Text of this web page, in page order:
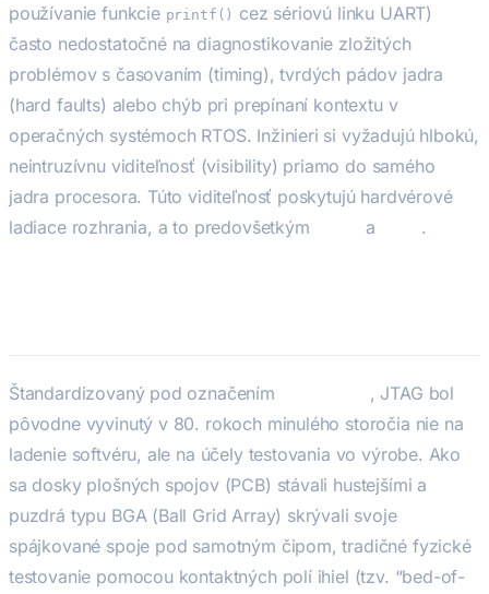
používanie funkcie printf() cez sériovú linku UART)
často nedostatočné na diagnostikovanie zložitých
problémov s časovaním (timing), tvrdých pádov jadra
(hard faults) alebo chýb pri prepínaní kontextu v
operačných systémoch RTOS. Inžinieri si vyžadujú hlbokú,
neintruzívnu viditeľnosť (visibility) priamo do samého
jadra procesora. Túto viditeľnosť poskytujú hardvérové
ladiace rozhrania, a to predovšetkým
a .
Štandardizovaný pod označením
, JTAG bol
pôvodne vyvinutý v 80. rokoch minulého storočia nie na
ladenie softvéru, ale na účely testovania vo výrobe. Ako
sa dosky plošných spojov (PCB) stávali hustejšími a
puzdrá typu BGA (Ball Grid Array) skrývali svoje
spájkované spoje pod samotným čipom, tradičné fyzické
testovanie pomocou kontaktných polí ihiel (tzv. “bed-of-